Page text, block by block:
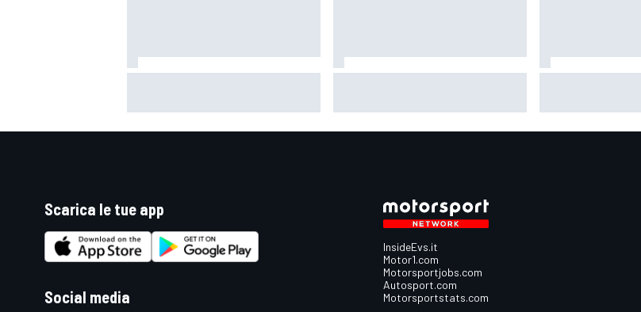
RALLY
Scarica le tue app
Social media
InsideEvs.it
Motor1.com
Motorsportjobs.com
Autosport.com
Motorsportstats.com